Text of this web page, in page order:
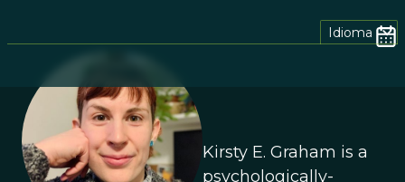
Idioma
Kirsty E. Graham is a
psychologically-